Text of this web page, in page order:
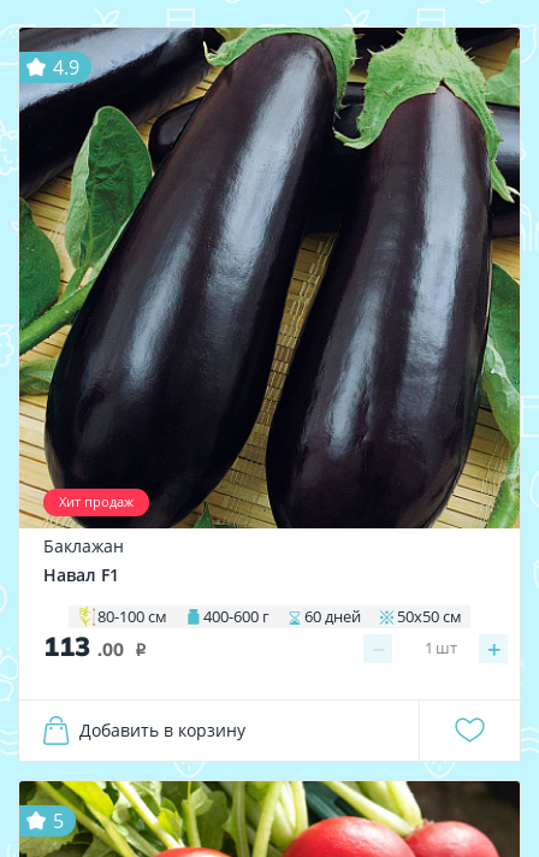
Хит продаж
4.9
Баклажан
Навал F1
80-100 см 400-600 г 60 дней 50х50 см
113 .00 i − +
1 шт
Добавить в корзину
5